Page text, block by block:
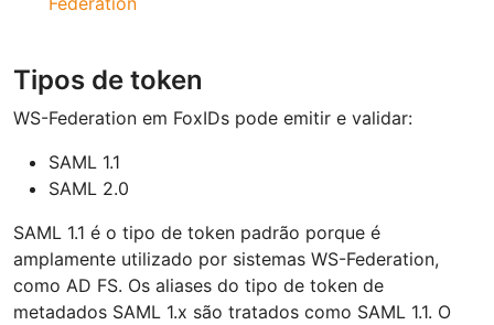
Tipos de token
WS-Federation em FoxIDs pode emitir e validar:
SAML 1.1
SAML 2.0
SAML 1.1 é o tipo de token padrão porque é
amplamente utilizado por sistemas WS-Federation,
como AD FS. Os aliases do tipo de token de
metadados SAML 1.x são tratados como SAML 1.1. O